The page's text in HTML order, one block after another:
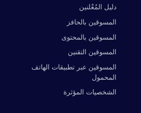
دليل المُعْلنين
المسوقين بالحافز
المسوقين بالمحتوى
المسوقين التقنين
المسوقين عبر تطبيقات الهاتف
المحمول
الشخصيات المؤثرة